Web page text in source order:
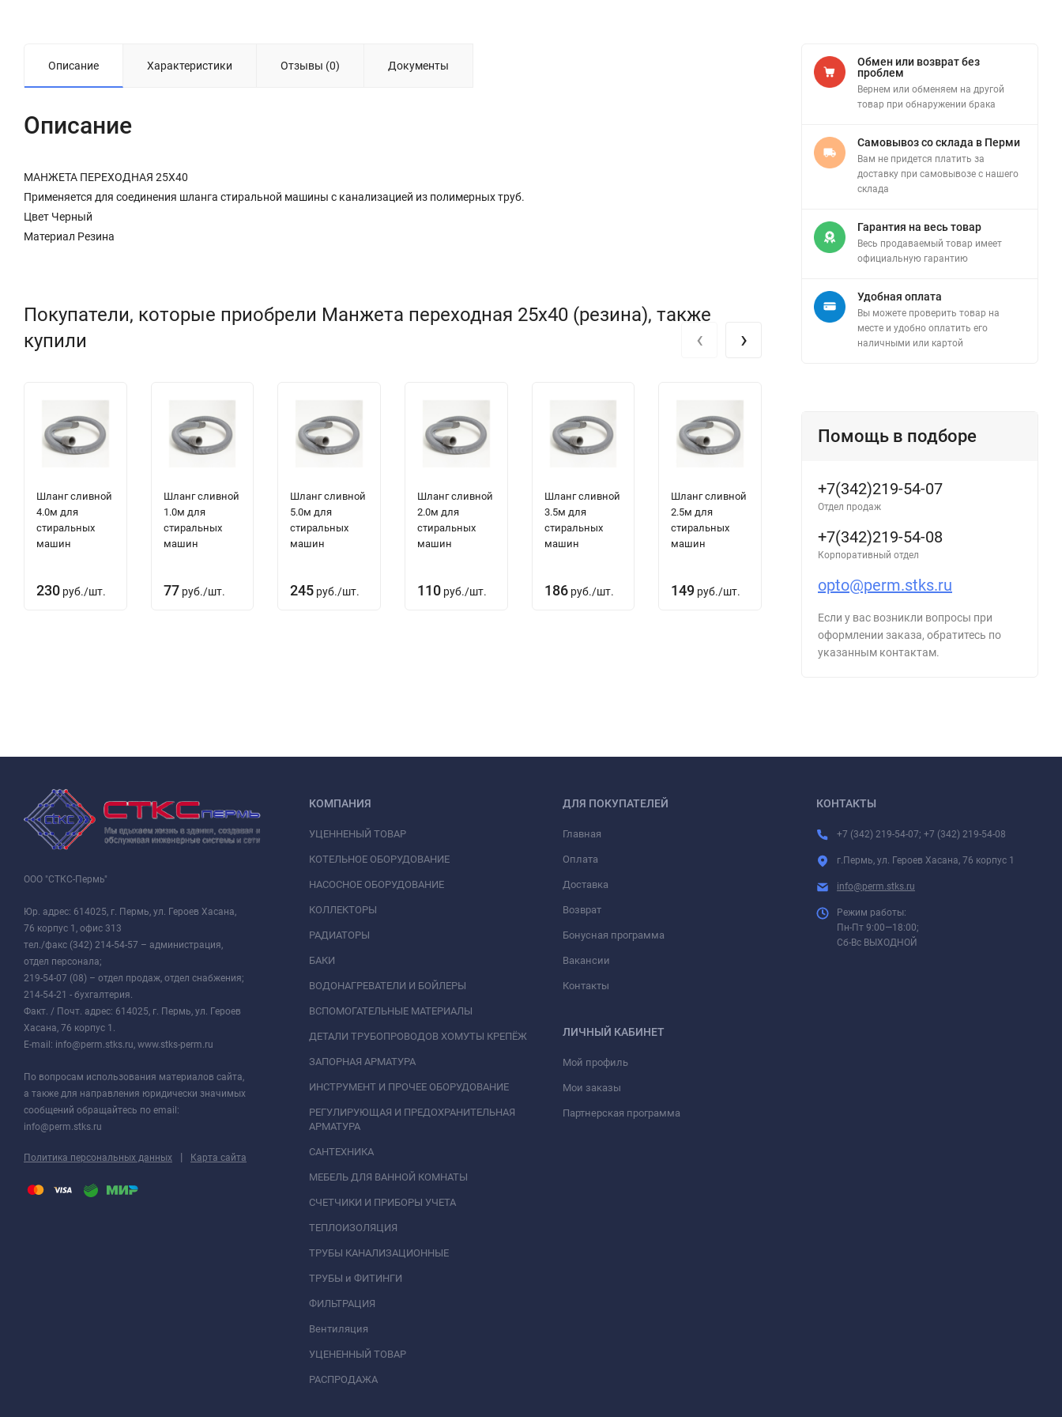
Описание Характеристики Отзывы (0) Документы
Описание
МАНЖЕТА ПЕРЕХОДНАЯ 25Х40
Применяется для соединения шланга стиральной машины с канализацией из полимерных труб.
Цвет Черный
Материал Резина
Покупатели, которые приобрели Манжета переходная 25х40 (резина), также
купили
Шланг сливной
4.0м для
стиральных
машин
230 руб./шт.
Шланг сливной
1.0м для
стиральных
машин
77 руб./шт.
Шланг сливной
5.0м для
стиральных
машин
245 руб./шт.
Шланг сливной
2.0м для
стиральных
машин
110 руб./шт.
Шланг сливной
3.5м для
стиральных
машин
186 руб./шт.
Шланг сливной
2.5м для
стиральных
машин
149 руб./шт.
Шланг сливной
3.0м для
стиральных
машин
Нет в наличии
Шланг сливной
машин
Нет в наличии
‹ ›
Обмен или возврат без
проблем
Вернем или обменяем на другой
товар при обнаружении брака
Самовывоз со склада в Перми
Вам не придется платить за
доставку при самовывозе с нашего
склада
Гарантия на весь товар
Весь продаваемый товар имеет
официальную гарантию
Удобная оплата
Вы можете проверить товар на
месте и удобно оплатить его
наличными или картой
Помощь в подборе
+7(342)219-54-07
Отдел продаж
+7(342)219-54-08
Корпоративный отдел
opto@perm.stks.ru
Если у вас возникли вопросы при
оформлении заказа, обратитесь по
указанным контактам.
ООО "СТКС-Пермь"
Юр. адрес: 614025, г. Пермь, ул. Героев Хасана,
76 корпус 1, офис 313
тел./факс (342) 214-54-57 – администрация,
отдел персонала;
219-54-07 (08) – отдел продаж, отдел снабжения;
214-54-21 - бухгалтерия.
Факт. / Почт. адрес: 614025, г. Пермь, ул. Героев
Хасана, 76 корпус 1.
E-mail: info@perm.stks.ru, www.stks-perm.ru
По вопросам использования материалов сайта,
а также для направления юридически значимых
сообщений обращайтесь по email:
info@perm.stks.ru
Политика персональных данных | Карта сайта
КОМПАНИЯ
УЦЕННЕНЫЙ ТОВАР
КОТЕЛЬНОЕ ОБОРУДОВАНИЕ
НАСОСНОЕ ОБОРУДОВАНИЕ
КОЛЛЕКТОРЫ
РАДИАТОРЫ
БАКИ
ВОДОНАГРЕВАТЕЛИ И БОЙЛЕРЫ
ВСПОМОГАТЕЛЬНЫЕ МАТЕРИАЛЫ
ДЕТАЛИ ТРУБОПРОВОДОВ ХОМУТЫ КРЕПЁЖ
ЗАПОРНАЯ АРМАТУРА
ИНСТРУМЕНТ И ПРОЧЕЕ ОБОРУДОВАНИЕ
РЕГУЛИРУЮЩАЯ И ПРЕДОХРАНИТЕЛЬНАЯ
АРМАТУРА
САНТЕХНИКА
МЕБЕЛЬ ДЛЯ ВАННОЙ КОМНАТЫ
СЧЕТЧИКИ И ПРИБОРЫ УЧЕТА
ТЕПЛОИЗОЛЯЦИЯ
ТРУБЫ КАНАЛИЗАЦИОННЫЕ
ТРУБЫ и ФИТИНГИ
ФИЛЬТРАЦИЯ
Вентиляция
УЦЕНЕННЫЙ ТОВАР
РАСПРОДАЖА
ДЛЯ ПОКУПАТЕЛЕЙ
Главная
Оплата
Доставка
Возврат
Бонусная программа
Вакансии
Контакты
ЛИЧНЫЙ КАБИНЕТ
Мой профиль
Мои заказы
Партнерская программа
КОНТАКТЫ
+7 (342) 219-54-07; +7 (342) 219-54-08
г.Пермь, ул. Героев Хасана, 76 корпус 1
info@perm.stks.ru
Режим работы:
Пн-Пт 9:00—18:00;
Сб-Вс ВЫХОДНОЙ